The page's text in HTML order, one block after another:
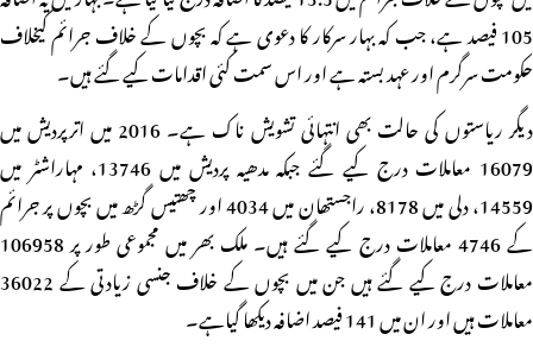
105 فیصد ہے، جب کہ بہار سرکار کا دعوی ہے کہ بچوں کے خلاف جرائم کیخلاف
حکومت سرگرم اور عہد بستہ ہے اور اس سمت کئی اقدامات کیے گئے ہیں۔
دیگر ریاستوں کی حالت بھی انتہائی تشویش ناک ہے۔ 2016 میں اترپردیش میں
16079 معاملات درج کیے گئے جبکہ مدھیہ پردیش میں 13746، مہاراشٹر میں
14559، دلی میں 8178، راجستھان میں 4034 اور چھتیس گڑھ میں بچوں پر جرائم
کے 4746 معاملات درج کیے گئے ہیں۔ ملک بھر میں مجموعی طور پر 106958
معاملات درج کیے گئے ہیں جن میں بچوں کے خلاف جنسی زیادتی کے 36022
معاملات ہیں اور ان میں 141 فیصد اضافہ دیکھا گیاہے۔